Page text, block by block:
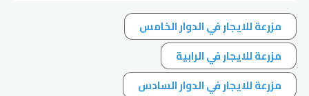
مزرعة للايجار في الدوار الخامس
مزرعة للايجار في الرابية
مزرعة للايجار في الدوار السادس